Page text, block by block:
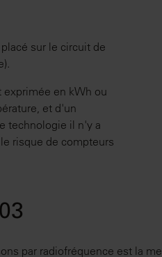
sur le circuit de
exprimée en kWh ou
et d'un
technologie il n'y a
risque de compteurs
par radiofréquence est la